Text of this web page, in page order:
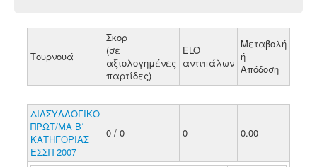
Τουρνουά
Σκορ
(σε
αξιολογημένες
παρτίδες)
ELO
αντιπάλων
Μεταβολή
ή
Απόδοση
ΔΙΑΣΥΛΛΟΓΙΚΟ
ΠΡΩΤ/ΜΑ Β΄
ΚΑΤΗΓΟΡΙΑΣ
ΕΣΣΠ 2007
0 / 0 0 0.00